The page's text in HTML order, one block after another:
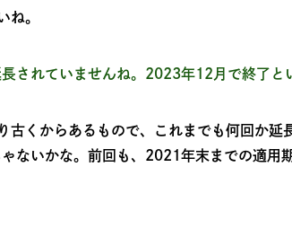
ね。
されていませんね。2023年12月で終了と
古くからあるもので、これまでも何回か延
ないかな。前回も、2021年末までの適用